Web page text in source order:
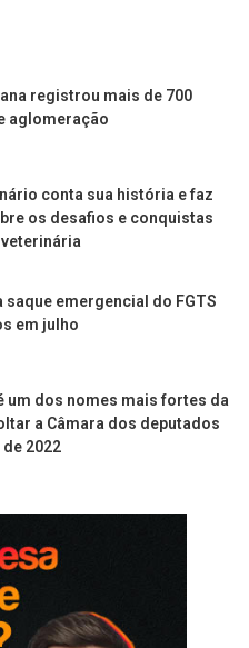
registrou mais de 700
aglomeração
conta sua história e faz
os desafios e conquistas
saque emergencial do FGTS
em julho
um dos nomes mais fortes da
a Câmara dos deputados
2022